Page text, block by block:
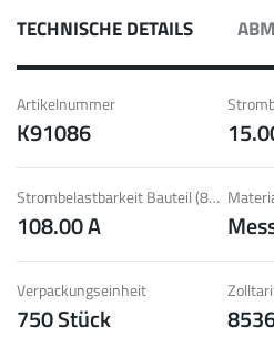
TECHNISCHE DETAILS
Artikelnummer
K91086
Strombelastbarkeit Bauteil (85°C) ~
108.00 A
Verpackungseinheit
750 Stück
Radsok Steckverbindern; Hohe
60 A
geringe Gewichtsanforderungen.